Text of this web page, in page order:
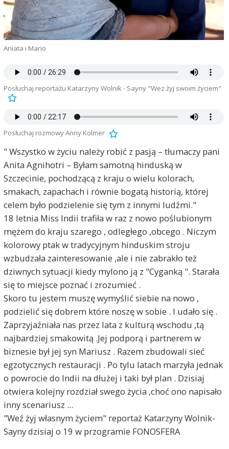
Aniata i Mario
Posłuchaj reportażu Katarzyny Wolnik - Sayny "Wez żyj swoim życiem"
Posłuchaj rozmowy Anny Kolmer
" Wszystko w życiu należy robić z pasją – tłumaczy pani
Anita Agnihotri – Byłam samotną hinduską w
Szczecinie, pochodzącą z kraju o wielu kolorach,
smakach, zapachach i równie bogatą historią, której
celem było podzielenie się tym z innymi ludźmi."
18 letnia Miss Indii trafiła w raz z nowo poślubionym
mężem do kraju szarego , odległego ,obcego . Niczym
kolorowy ptak w tradycyjnym hinduskim stroju
wzbudzała zainteresowanie ,ale i nie zabrakło też
dziwnych sytuacji kiedy mylono ją z "Cyganką ". Starała
się to miejsce poznać i zrozumieć .
Skoro tu jestem muszę wymyślić siebie na nowo ,
podzielić się dobrem które noszę w sobie . I udało się .
Zaprzyjaźniała nas przez lata z kulturą wschodu ,tą
najbardziej smakowitą .Jej podporą i partnerem w
biznesie był jej syn Mariusz . Razem zbudowali sieć
egzotycznych restauracji . Po tylu latach marzyła jednak
o powrocie do Indii na dłużej i taki był plan . Dzisiaj
otwiera kolejny rozdział swego życia ,choć ono napisało
inny scenariusz ...
"Weź żyj własnym życiem" reportaż Katarzyny Wolnik-
Sayny dzisiaj o 19 w przogramie FONOSFERA